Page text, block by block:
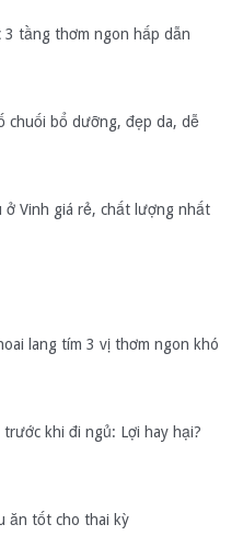
3 tầng thơm ngon hấp dẫn
chuối bổ dưỡng, đẹp da, dễ
ở Vinh giá rẻ, chất lượng nhất
lang tím 3 vị thơm ngon khó
khi đi ngủ: Lợi hay hại?
ăn tốt cho thai kỳ